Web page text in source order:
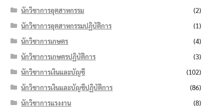
นักวิชาการอุตสาหกรรม
(2)
นักวิชาการอุตสาหกรรมปฏิบัติการ
(1)
นักวิชาการเกษตร
(4)
นักวิชาการเกษตรปฏิบัติการ
(3)
นักวิชาการเงินและบัญชี
(102)
นักวิชาการเงินและบัญชีปฏิบัติการ
(86)
นักวิชาการแรงงาน
(8)